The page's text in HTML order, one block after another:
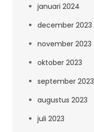
januari 2024
december 2023
november 2023
oktober 2023
september 2023
augustus 2023
juli 2023